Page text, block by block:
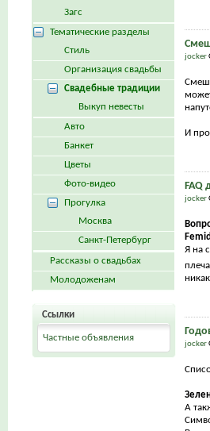
jocker
И
FAQ
jocker
Я на
jocker
А
Загс
Тематические разделы
Стиль
Организация свадьбы
Свадебные традиции
Выкуп невесты
Авто
Банкет
Цветы
Фото-видео
Прогулка
Москва
Санкт-Петербург
Рассказы о свадьбах
Молодоженам
Ссылки
Частные объявления